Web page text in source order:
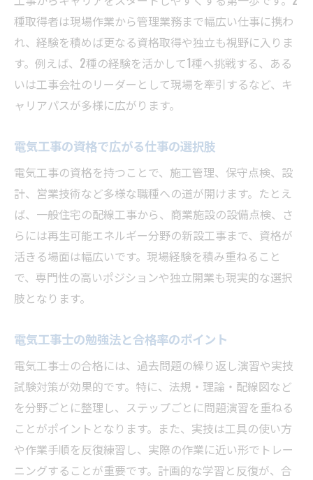
種取得者は現場作業から管理業務まで幅広い仕事に携わ
れ、経験を積めば更なる資格取得や独立も視野に入りま
す。例えば、2種の経験を活かして1種へ挑戦する、ある
いは工事会社のリーダーとして現場を牽引するなど、キ
ャリアパスが多様に広がります。
電気工事の資格で広がる仕事の選択肢
電気工事の資格を持つことで、施工管理、保守点検、設
計、営業技術など多様な職種への道が開けます。たとえ
ば、一般住宅の配線工事から、商業施設の設備点検、さ
らには再生可能エネルギー分野の新設工事まで、資格が
活きる場面は幅広いです。現場経験を積み重ねること
で、専門性の高いポジションや独立開業も現実的な選択
肢となります。
電気工事士の勉強法と合格率のポイント
電気工事士の合格には、過去問題の繰り返し演習や実技
試験対策が効果的です。特に、法規・理論・配線図など
を分野ごとに整理し、ステップごとに問題演習を重ねる
ことがポイントとなります。また、実技は工具の使い方
や作業手順を反復練習し、実際の作業に近い形でトレー
ニングすることが重要です。計画的な学習と反復が、合